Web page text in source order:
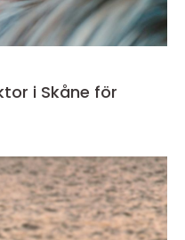
i Skåne för